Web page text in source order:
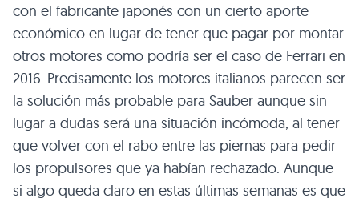
con el fabricante japonés con un cierto aporte
económico en lugar de tener que pagar por montar
otros motores como podría ser el caso de Ferrari en
2016. Precisamente los motores italianos parecen ser
la solución más probable para Sauber aunque sin
lugar a dudas será una situación incómoda, al tener
que volver con el rabo entre las piernas para pedir
los propulsores que ya habían rechazado. Aunque
si algo queda claro en estas últimas semanas es que